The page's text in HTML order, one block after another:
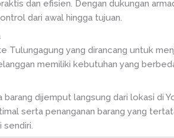
dan efisien. Dengan dukungan
dari awal hingga tujuan.
Tulungagung yang dirancang untuk
memiliki kebutuhan yang
dijemput langsung dari lokasi di
serta penanganan barang yang